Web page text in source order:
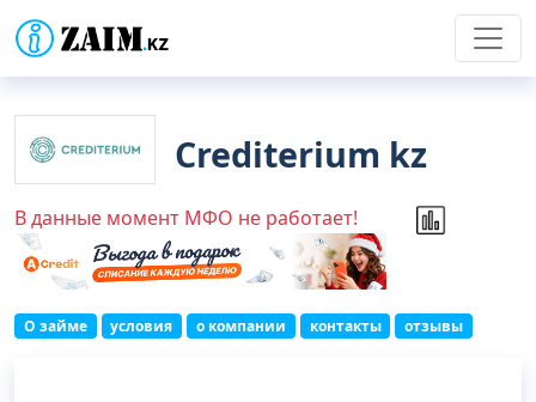
Crediterium kz
В данные момент МФО не работает!
О займе условия о компании контакты отзывы